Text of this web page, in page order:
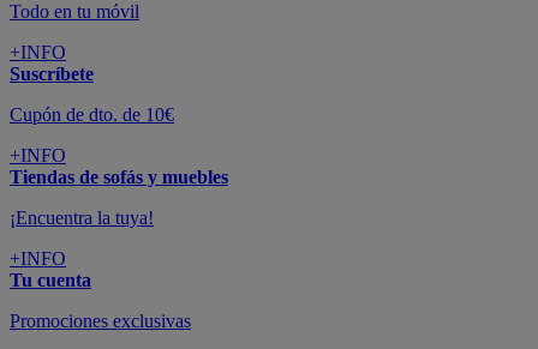
Todo en tu móvil
+INFO
Suscríbete
Cupón de dto. de 10€
+INFO
Tiendas de sofás y muebles
¡Encuentra la tuya!
+INFO
Tu cuenta
Promociones exclusivas